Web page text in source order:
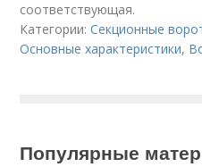
соответствующая.
Категории:Секционные
Основные характеристики,
Популярные